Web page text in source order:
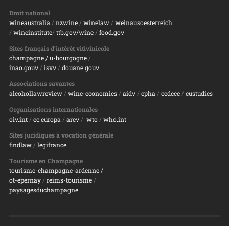
Droit national
wineaustralia / nzwine/ winelaw/ weinausoesterreich
/ wineinstitute/ ttb.gov/wine/ food.gov
Sites français d’intérêt vitivinicole
champagne/ u-bourgogne/
inao.gouv/ isvv/ douane.gouv
Associations savantes
alcohollawreview/ wine-economics/ aidv/ epha/ cedece/ eustudies
Organisations internationales
oiv.int/ ec.europa / arev/ wto/ who.int
Sites juridiques à vocation générale
findlaw/ legifrance
Tourisme en Champagne
tourisme-champagne-ardenne /
ot-epernay/ reims-tourisme/
paysagesduchampagne